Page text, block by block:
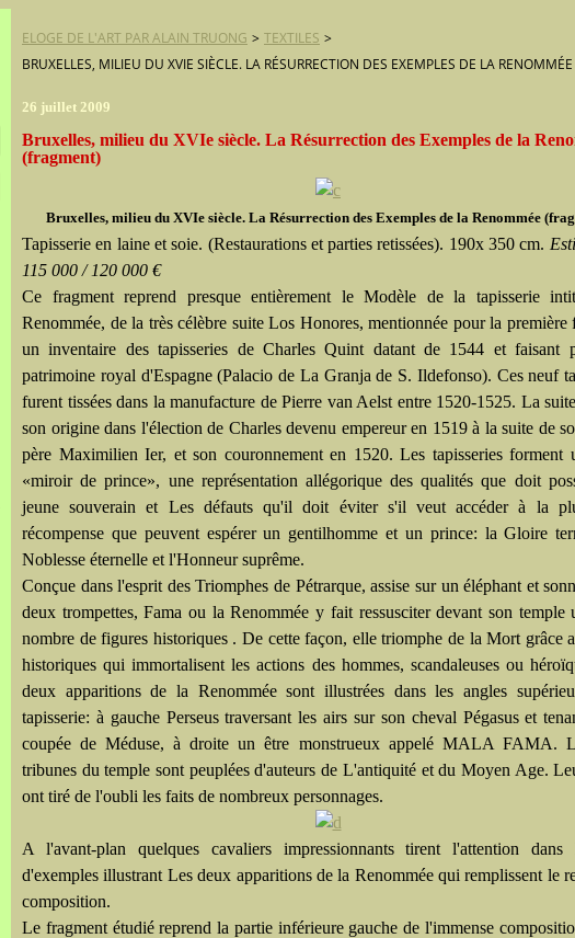
ELOGE DE L'ART PAR ALAIN TRUONG > TEXTILES >
BRUXELLES, MILIEU DU XVIE SIÈCLE. LA RÉSURRECTION DES EXEMPLES DE LA RENOMMÉE
26 juillet 2009
Bruxelles, milieu du XVIe siècle. La Résurrection des Exemples de la
(fragment)
Bruxelles, milieu du XVIe siècle. La Résurrection des Exemples de la Renommée
Tapisserie en laine et soie. (Restaurations et parties retissées). 190x 350 cm.
115 000 / 120 000 €
Ce fragment reprend presque entièrement le Modèle de la tapisserie
Renommée, de la très célèbre suite Los Honores, mentionnée pour la première
un inventaire des tapisseries de Charles Quint datant de 1544 et faisant
patrimoine royal d'Espagne (Palacio de La Granja de S. Ildefonso). Ces neuf
furent tissées dans la manufacture de Pierre van Aelst entre 1520-1525. La
son origine dans l'élection de Charles devenu empereur en 1519 à la suite de
père Maximilien Ier, et son couronnement en 1520. Les tapisseries forment
«miroir de prince», une représentation allégorique des qualités que doit
jeune souverain et Les défauts qu'il doit éviter s'il veut accéder à la
récompense que peuvent espérer un gentilhomme et un prince: la Gloire
Noblesse éternelle et l'Honneur suprême.
Conçue dans l'esprit des Triomphes de Pétrarque, assise sur un éléphant et
deux trompettes, Fama ou la Renommée y fait ressusciter devant son temple
nombre de figures historiques . De cette façon, elle triomphe de la Mort grâce
historiques qui immortalisent les actions des hommes, scandaleuses ou
deux apparitions de la Renommée sont illustrées dans les angles
tapisserie: à gauche Perseus traversant les airs sur son cheval Pégasus et
coupée de Méduse, à droite un être monstrueux appelé MALA FAMA.
tribunes du temple sont peuplées d'auteurs de L'antiquité et du Moyen Age.
ont tiré de l'oubli les faits de nombreux personnages.
A l'avant-plan quelques cavaliers impressionnants tirent l'attention
d'exemples illustrant Les deux apparitions de la Renommée qui remplissent le
composition.
Le fragment étudié reprend la partie inférieure gauche de l'immense